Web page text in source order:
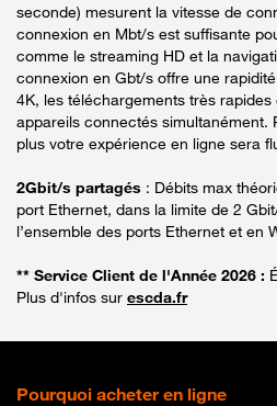
seconde) mesurent la vitesse de
connexion en Mbt/s est suffisante
comme le streaming HD et la
connexion en Gbt/s offre une
4K, les téléchargements très
appareils connectés simultanément.
plus votre expérience en ligne sera
2Gbit/s partagés : Débits max
port Ethernet, dans la limite de 2
l’ensemble des ports Ethernet et en
** Service Client de l'Année 2026 :
Plus d'infos sur escda.fr
Pourquoi acheter en ligne